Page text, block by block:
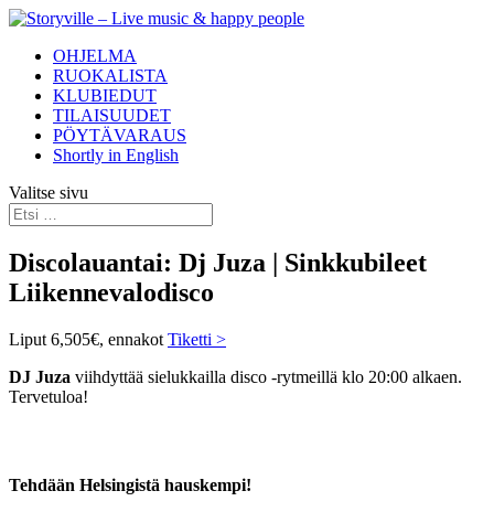
OHJELMA
RUOKALISTA
KLUBIEDUT
TILAISUUDET
PÖYTÄVARAUS
Shortly in English
Valitse sivu
Discolauantai: Dj Juza | Sinkkubileet
Liikennevalodisco
Liput 6,505€, ennakot Tiketti >
DJ Juza viihdyttää sielukkailla disco -rytmeillä klo 20:00 alkaen.
Tervetuloa!
Tehdään Helsingistä hauskempi!